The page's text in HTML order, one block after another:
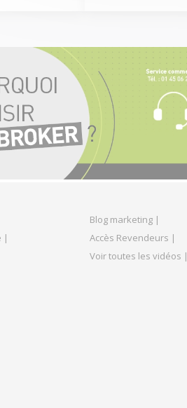
Blog marketing |
|
Accès Revendeurs |
Voir toutes les vidéos |